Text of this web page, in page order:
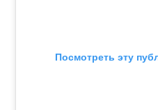
Посмотреть эту